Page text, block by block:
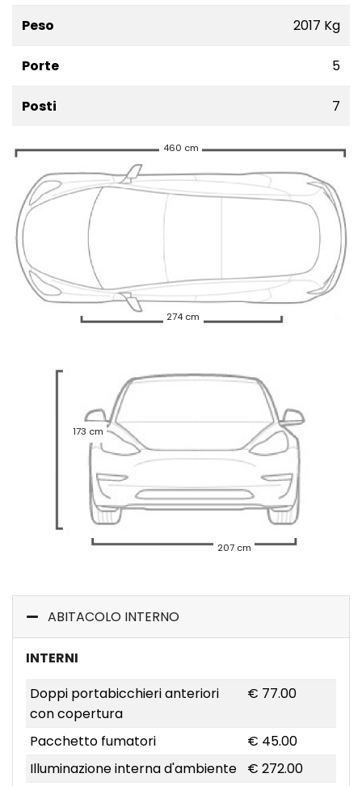
Peso 2017 Kg
Porte 5
Posti 7
460 cm
274 cm
173 cm
207 cm
ABITACOLO INTERNO
INTERNI
Doppi portabicchieri anteriori
con copertura
€ 77.00
Pacchetto fumatori
€ 45.00
Illuminazione interna d'ambiente
€ 272.00